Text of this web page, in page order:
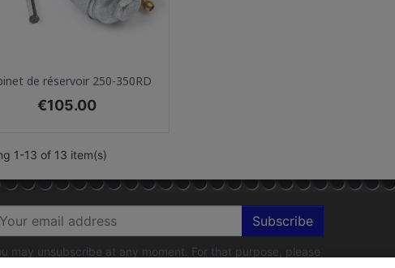
 Quick view
de réservoir 250-350RD
Price
€105.00
1-13 of 13 item(s)
Subscribe
may unsubscribe at any moment. For that purpose, please